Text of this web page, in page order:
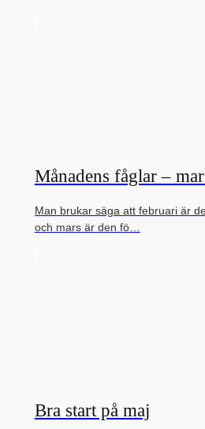
Månadens fåglar –
Man brukar säga att februari är
och mars är den fö…
Bra start på maj